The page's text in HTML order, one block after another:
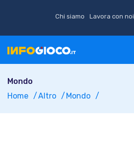
Chi siamo Lavora con noi
Mondo
Home
Altro Mondo